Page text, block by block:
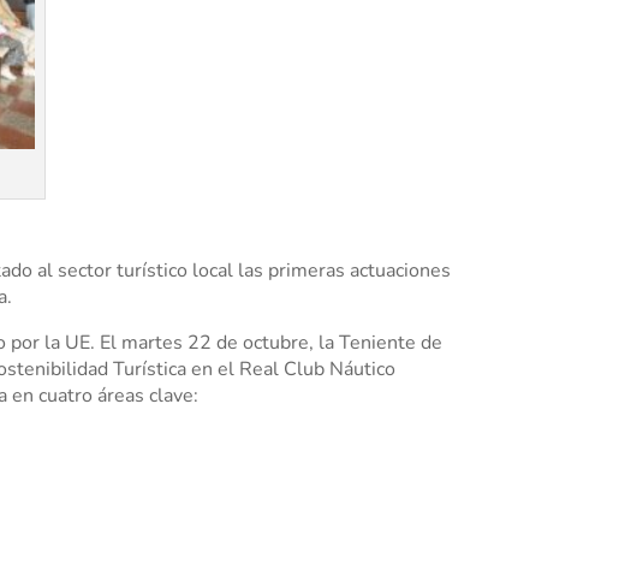
al sector turístico local las primeras actuaciones
la UE. El martes 22 de octubre, la Teniente de
Turística en el Real Club Náutico
en cuatro áreas clave: